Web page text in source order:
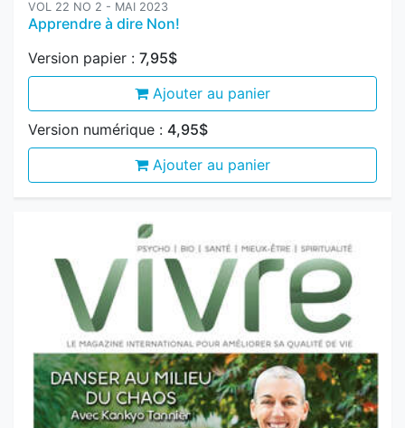
Ajouter au panier
Version numérique :4,95$
Ajouter au panier